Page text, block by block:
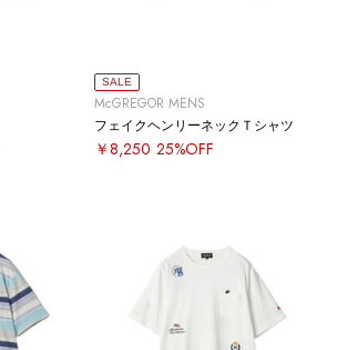
SALE
McGREGOR MENS
フェイクヘンリーネックＴシャツ
￥8,250 25%OFF